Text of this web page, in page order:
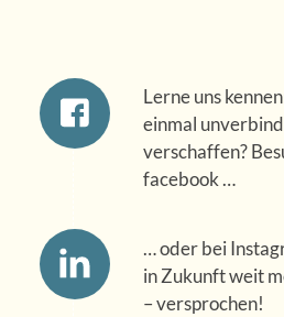
Lerne uns
einmal
verschaffen?
facebook …
… oder bei
in Zukunft weit
– versprochen!